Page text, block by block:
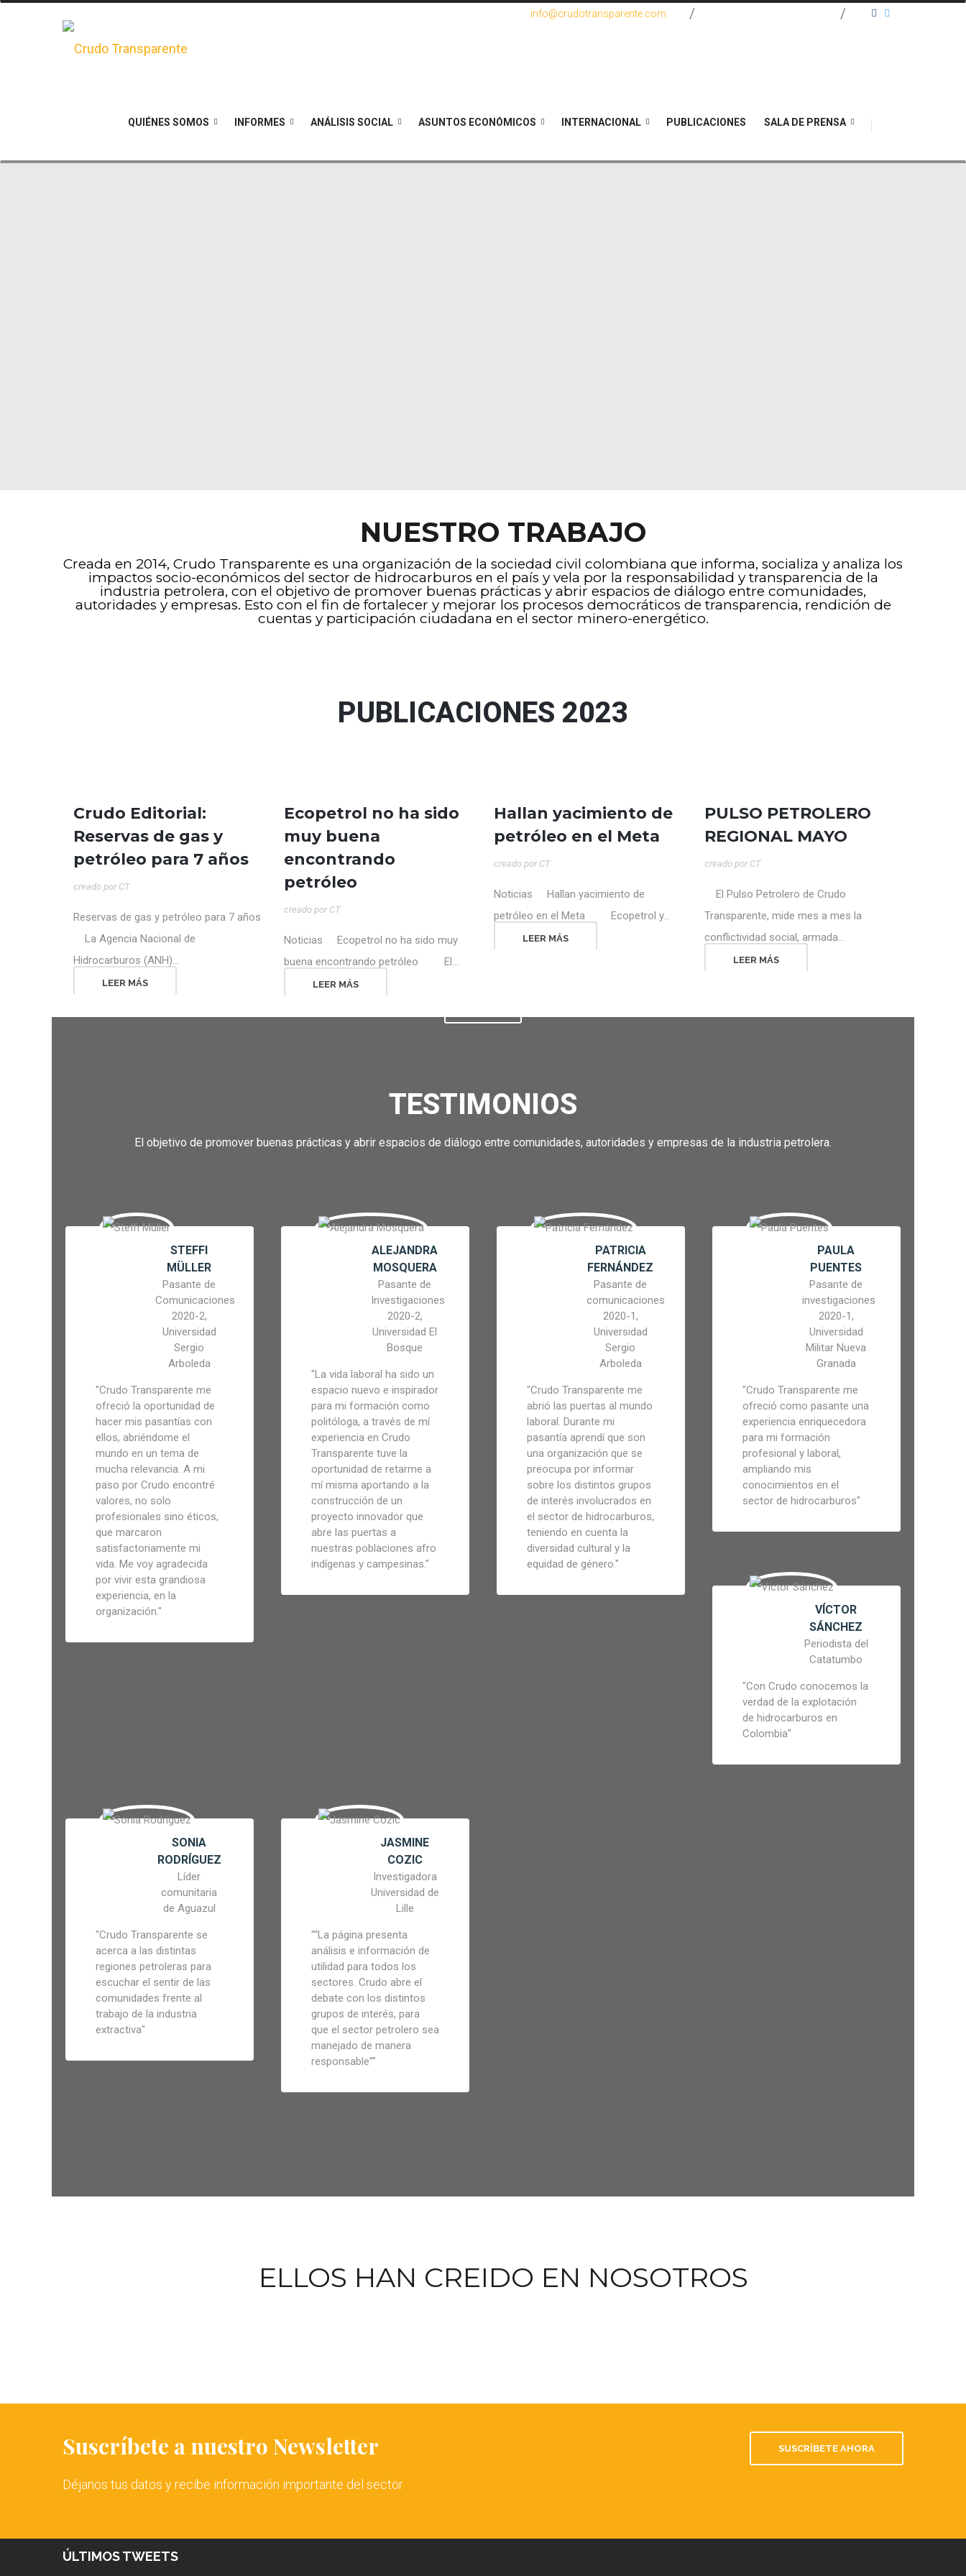
info@crudotransparente.com
QUIÉNES SOMOS INFORMES ANÁLISIS SOCIAL ASUNTOS ECONÓMICOS INTERNACIONAL PUBLICACIONES SALA DE PRENSA
NUESTRO TRABAJO
Creada en 2014, Crudo Transparente es una organización de la sociedad civil colombiana que informa, socializa y analiza los
impactos socio-económicos del sector de hidrocarburos en el país y vela por la responsabilidad y transparencia de la
industria petrolera, con el objetivo de promover buenas prácticas y abrir espacios de diálogo entre comunidades,
autoridades y empresas. Esto con el fin de fortalecer y mejorar los procesos democráticos de transparencia, rendición de
cuentas y participación ciudadana en el sector minero-energético.
PUBLICACIONES 2023
16
JUN
Crudo Editorial:
Reservas de gas y
petróleo para 7 años
creado porCT
Reservas de gas y petróleo para 7 años
La Agencia Nacional de
Hidrocarburos (ANH)...
LEER MÁS
14
JUN
Ecopetrol no ha sido
muy buena
encontrando
petróleo
creado porCT
Noticias Ecopetrol no ha sido muy
buena encontrando petróleo El...
LEER MÁS
05
JUN
Hallan yacimiento de
petróleo en el Meta
creado porCT
Noticias Hallan yacimiento de
petróleo en el Meta Ecopetrol y...
LEER MÁS
02
JUN
PULSO PETROLERO
REGIONAL MAYO
creado porCT
El Pulso Petrolero de Crudo
Transparente, mide mes a mes la
conflictividad social, armada...
LEER MÁS
TESTIMONIOS
El objetivo de promover buenas prácticas y abrir espacios de diálogo entre comunidades, autoridades y empresas de la industria petrolera.
STEFFI
MÜLLER
Pasante de
Comunicaciones
2020-2,
Universidad
Sergio
Arboleda
"Crudo Transparente me
ofreció la oportunidad de
hacer mis pasantías con
ellos, abriéndome el
mundo en un tema de
mucha relevancia. A mi
paso por Crudo encontré
valores, no solo
profesionales sino éticos,
que marcaron
satisfactoriamente mi
vida. Me voy agradecida
por vivir esta grandiosa
experiencia, en la
organización."
ALEJANDRA
MOSQUERA
Pasante de
Investigaciones
2020-2,
Universidad El
Bosque
"La vida laboral ha sido un
espacio nuevo e inspirador
para mi formación como
politóloga, a través de mí
experiencia en Crudo
Transparente tuve la
oportunidad de retarme a
mí misma aportando a la
construcción de un
proyecto innovador que
abre las puertas a
nuestras poblaciones afro
indígenas y campesinas."
PATRICIA
FERNÁNDEZ
Pasante de
comunicaciones
2020-1,
Universidad
Sergio
Arboleda
"Crudo Transparente me
abrió las puertas al mundo
laboral. Durante mi
pasantía aprendí que son
una organización que se
preocupa por informar
sobre los distintos grupos
de interés involucrados en
el sector de hidrocarburos,
teniendo en cuenta la
diversidad cultural y la
equidad de género."
PAULA
PUENTES
Pasante de
investigaciones
2020-1,
Universidad
Militar Nueva
Granada
"Crudo Transparente me
ofreció como pasante una
experiencia enriquecedora
para mi formación
profesional y laboral,
ampliando mis
conocimientos en el
sector de hidrocarburos"
VÍCTOR
SÁNCHEZ
Periodista del
Catatumbo
"Con Crudo conocemos la
verdad de la explotación
de hidrocarburos en
Colombia"
SONIA
RODRÍGUEZ
Líder
comunitaria
de Aguazul
"Crudo Transparente se
acerca a las distintas
regiones petroleras para
escuchar el sentir de las
comunidades frente al
trabajo de la industria
extractiva"
JASMINE
COZIC
Investigadora
Universidad de
Lille
"“La página presenta
análisis e información de
utilidad para todos los
sectores. Crudo abre el
debate con los distintos
grupos de interés, para
que el sector petrolero sea
manejado de manera
responsable”"
ELLOS HAN CREIDO EN NOSOTROS
Suscríbete a nuestro Newsletter
Déjanos tus datos y recibe información importante del sector
SUSCRÍBETE AHORA
ÚLTIMOS TWEETS